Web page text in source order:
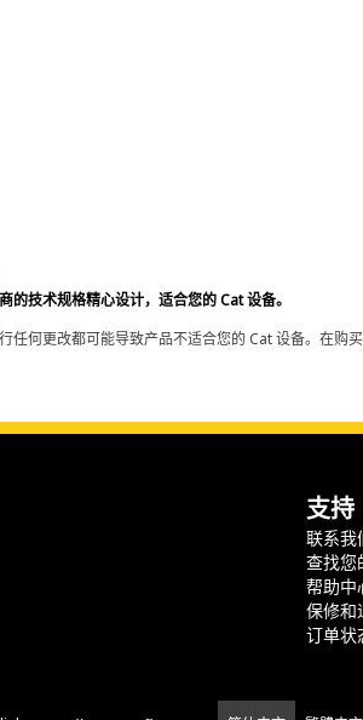
的技术规格精心设计，适合您的 Cat 设备。
任何更改都可能导致产品不适合您的 Cat 设备。在购
支持
联系我
查找您
帮助中
保修和
订单状